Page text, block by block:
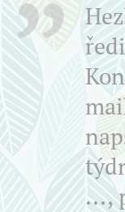
...,